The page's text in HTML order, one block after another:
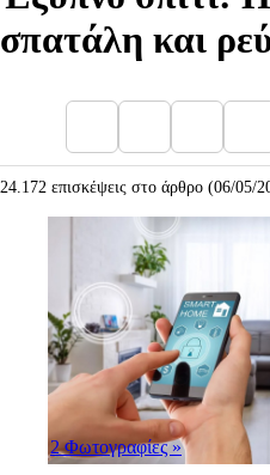
σπατάλη και
24.172 επισκέψεις στο άρθρο (06/05/
2 Φωτογραφίες»